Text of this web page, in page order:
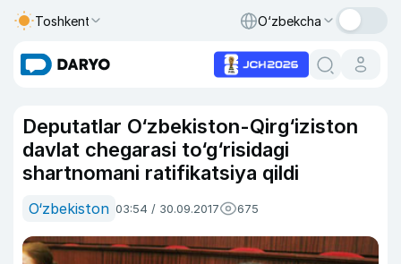
Toshkent O‘zbekcha
Deputatlar O‘zbekiston-Qirg‘iziston
davlat chegarasi to‘g‘risidagi
shartnomani ratifikatsiya qildi
O‘zbekiston 03:54 / 30.09.2017 675